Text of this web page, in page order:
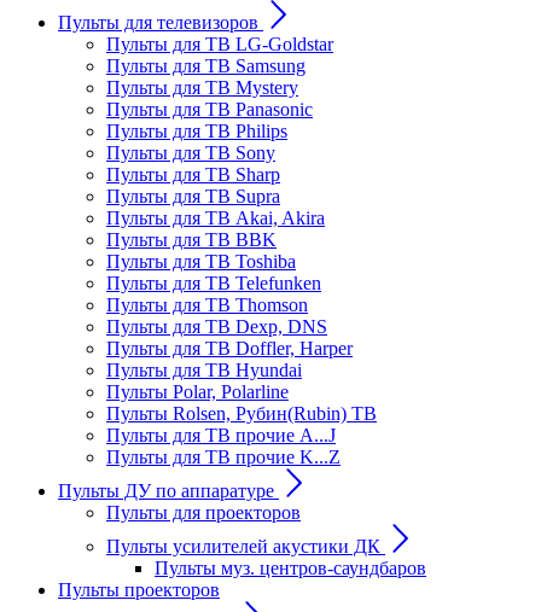
Пульты для телевизоров
Пульты для ТВ LG-Goldstar
Пульты для ТВ Samsung
Пульты для ТВ Mystery
Пульты для ТВ Panasonic
Пульты для ТВ Philips
Пульты для ТВ Sony
Пульты для ТВ Sharp
Пульты для ТВ Supra
Пульты для ТВ Akai, Akira
Пульты для ТВ BBK
Пульты для ТВ Toshiba
Пульты для ТВ Telefunken
Пульты для ТВ Thomson
Пульты для ТВ Dexp, DNS
Пульты для ТВ Doffler, Harper
Пульты для ТВ Hyundai
Пульты Polar, Polarline
Пульты Rolsen, Рубин(Rubin) ТВ
Пульты для ТВ прочие A...J
Пульты для ТВ прочие K...Z
Пульты ДУ по аппаратуре
Пульты для проекторов
Пульты усилителей акустики ДК
Пульты муз. центров-саундбаров
Пульты проекторов